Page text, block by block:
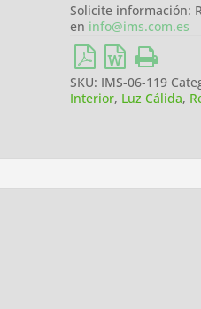
Solicite información:
en info@ims.com.es
SKU: IMS-06-119
Interior, Luz Cálida,